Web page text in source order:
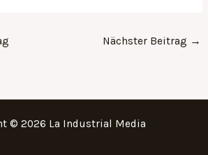
Nächster Beitrag →
© 2026 La Industrial Media